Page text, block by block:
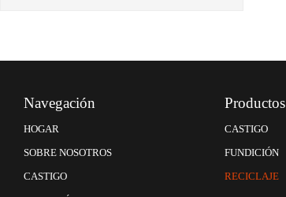
Navegación
HOGAR
SOBRE NOSOTROS
CASTIGO
Productos
CASTIGO
FUNDICIÓN
RECICLAJE